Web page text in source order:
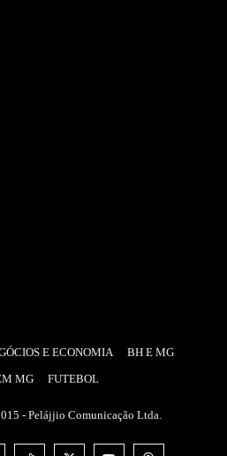
E ECONOMIA
BH E MG
MG
FUTEBOL
- Pelájjio Comunicação Ltda.